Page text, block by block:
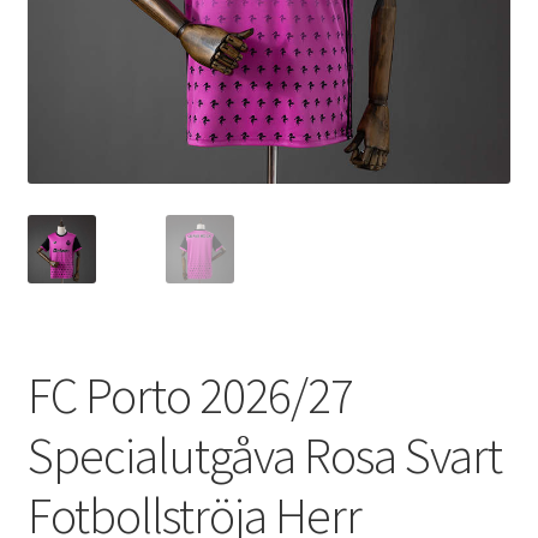
FC Porto 2026/27
Specialutgåva Rosa Svart
Fotbollströja Herr